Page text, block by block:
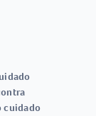
cuidado